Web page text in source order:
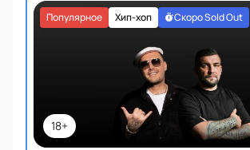
18+
Хип-хоп
Популярное Скоро Sold Out